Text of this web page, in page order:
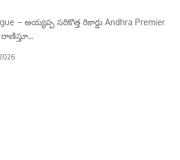
– అయ్యప్ప సరికొత్త రికార్డు Andhra Premier